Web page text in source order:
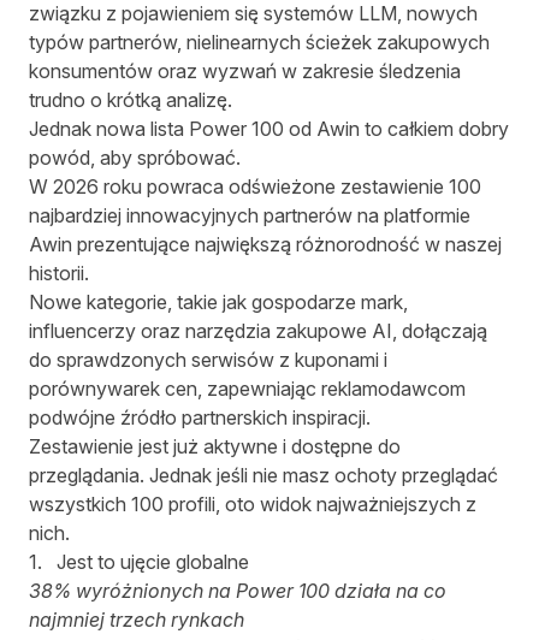
związku z pojawieniem się systemów LLM, nowych
typów partnerów, nielinearnych ścieżek zakupowych
konsumentów oraz wyzwań w zakresie śledzenia
trudno o krótką analizę.
Jednak nowa lista Power 100 od Awin to całkiem dobry
powód, aby spróbować.
W 2026 roku powraca odświeżone zestawienie 100
najbardziej innowacyjnych partnerów na platformie
Awin prezentujące największą różnorodność w naszej
historii.
Nowe kategorie, takie jak gospodarze mark,
influencerzy oraz narzędzia zakupowe AI, dołączają
do sprawdzonych serwisów z kuponami i
porównywarek cen, zapewniając reklamodawcom
podwójne źródło partnerskich inspiracji.
Zestawienie jest już aktywne i dostępne do
przeglądania. Jednak jeśli nie masz ochoty przeglądać
wszystkich 100 profili, oto widok najważniejszych z
nich.
1. Jest to ujęcie globalne
38% wyróżnionych na Power 100 działa na co
najmniej trzech rynkach